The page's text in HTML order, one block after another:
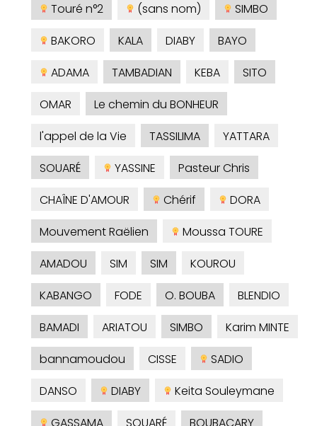
Touré n°2
(sans nom)
SIMBO
BAKORO
KALA DIABY
BAYO
ADAMA
TAMBADIAN KEBA
SITO
OMAR
Le chemin du BONHEUR
l'appel de la Vie
TASSILIMA
YATTARA
SOUARÉ
YASSINE
Pasteur Chris
CHAÎNE D'AMOUR
Chérif
DORA
Mouvement Raëlien
Moussa TOURE
AMADOU
SIM SIM
KOUROU
KABANGO
FODE O. BOUBA
BLENDIO
BAMADI
ARIATOU SIMBO
Karim MINTE
bannamoudou
CISSE
SADIO
DANSO
DIABY
Keita Souleymane